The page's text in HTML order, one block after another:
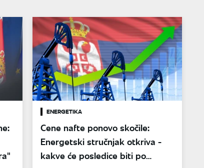
ENERGETIKA
Cene nafte ponovo skočile:
Energetski stručnjak otkriva -
kakve će posledice biti po